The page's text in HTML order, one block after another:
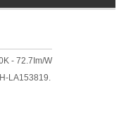
- 72.7Im/W
LA153819.